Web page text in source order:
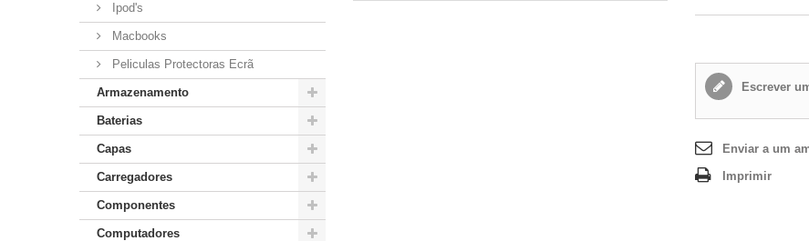
Ipod's
Macbooks
Peliculas Protectoras Ecrã
Armazenamento
Baterias
Capas
Carregadores
Componentes
Computadores
Escrever
Enviar a um
Imprimir